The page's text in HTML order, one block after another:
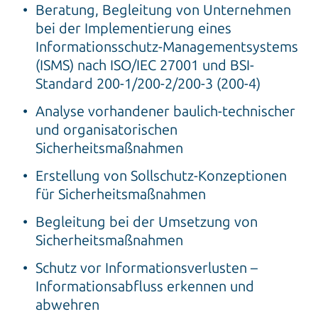
Beratung, Begleitung von Unternehmen
bei der Implementierung eines
Informationsschutz-Managementsystems
(ISMS) nach ISO/IEC 27001 und BSI-
Standard 200-1/200-2/200-3 (200-4)
Analyse vorhandener baulich-technischer
und organisatorischen
Sicherheitsmaßnahmen
Erstellung von Sollschutz-Konzeptionen
für Sicherheitsmaßnahmen
Begleitung bei der Umsetzung von
Sicherheitsmaßnahmen
Schutz vor Informationsverlusten –
Informationsabfluss erkennen und
abwehren